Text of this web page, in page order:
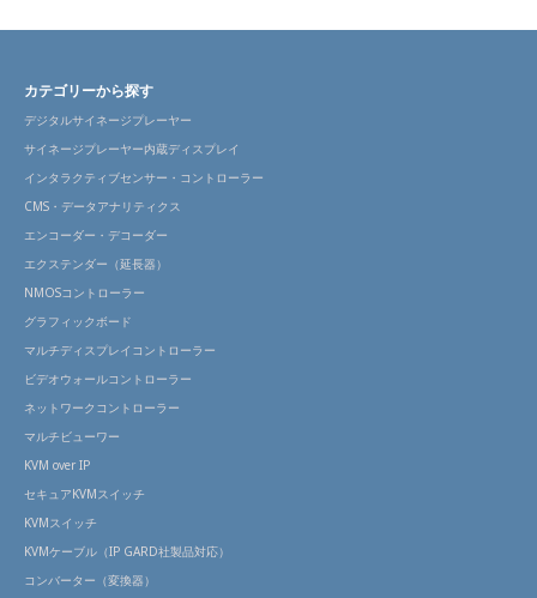
カテゴリーから探す
デジタルサイネージプレーヤー
サイネージプレーヤー内蔵ディスプレイ
インタラクティブセンサー・コントローラー
CMS・データアナリティクス
エンコーダー・デコーダー
エクステンダー（延長器）
NMOSコントローラー
グラフィックボード
マルチディスプレイコントローラー
ビデオウォールコントローラー
ネットワークコントローラー
マルチビューワー
KVM over IP
セキュアKVMスイッチ
KVMスイッチ
KVMケーブル（IP GARD社製品対応）
コンバーター（変換器）